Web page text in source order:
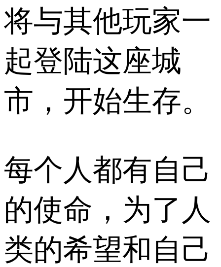
将与其他玩家一
起登陆这座城
市，开始生存。
每个人都有自己
的使命，为了人
类的希望和自己